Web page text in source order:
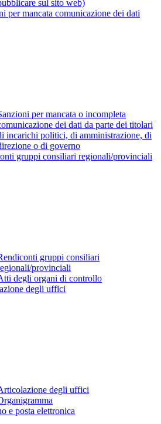
sul sito web)
per mancata comunicazione dei dati
per mancata o incompleta
dei dati da parte dei titolari
incarichi politici, di amministrazione, di
o di governo
gruppi consiliari regionali/provinciali
gruppi consiliari
provinciali
degli organi di controllo
degli uffici
degli uffici
e posta elettronica